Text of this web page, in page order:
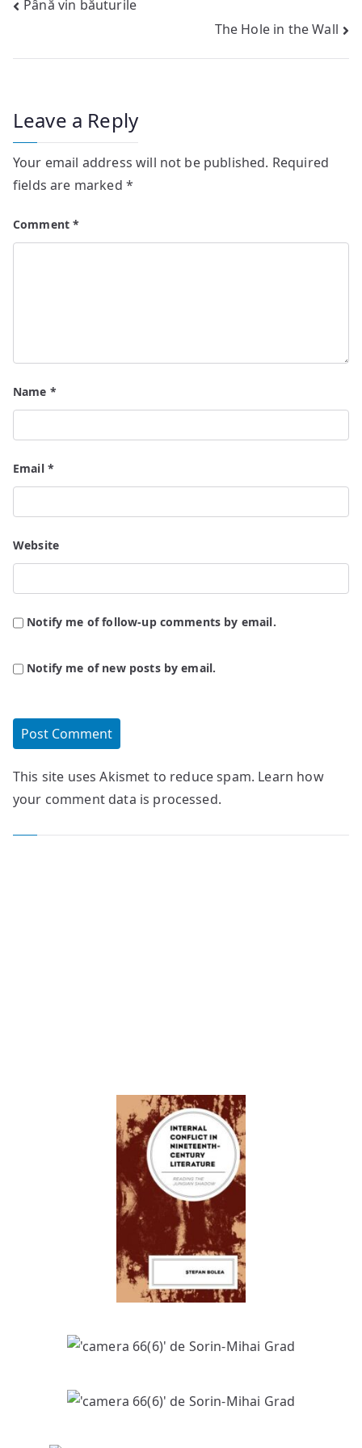
Post
Până vin băuturile
The Hole in the Wall
Leave a Reply
Your email address will not be published. Required
fields are marked *
Comment*
Name *
Email *
Website
Notify me of follow-up comments by email.
Notify me of new posts by email.
This site uses Akismet to reduce spam. Learn how
your comment data is processed.